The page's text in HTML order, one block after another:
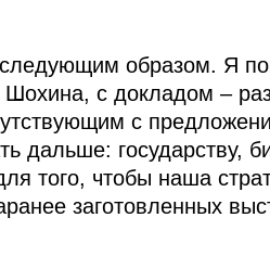
образом. Я
Шохина, с докладом –
с
дальше: государству,
того, чтобы наша
заготовленных